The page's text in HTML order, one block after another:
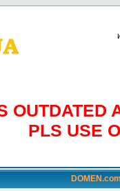
OUTDATED
PLS USE